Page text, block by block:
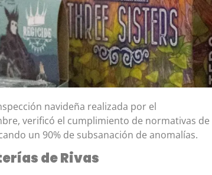
navideña realizada por el
verificó el cumplimiento de normativas de
un 90% de subsanación de anomalías.
de Rivas